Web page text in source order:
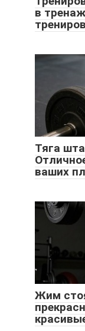
в
Тяга
ваших
Жим